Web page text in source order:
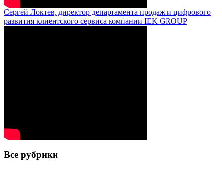
Сергей Локтев, директор департамента продаж и цифрового
развития клиентского сервиса компании IEK GROUP
Все рубрики